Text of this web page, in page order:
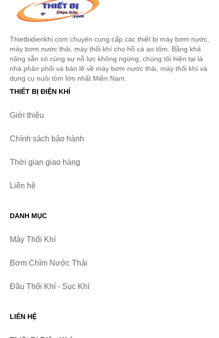
Thietbidienkhi.com chuyên cung cấp các thiết bị máy bơm nước,
máy bơm nước thải, máy thổi khí cho hồ cá ao tôm. Bằng khả
năng sẵn có cùng sự nỗ lực không ngừng, chúng tôi hiện tại là
nhà phân phối và bán lẽ về máy bơm nước thải, máy thổi khí và
dụng cụ nuôi tôm lớn nhất Miền Nam.
THIẾT BỊ ĐIỆN KHÍ
Giới thiệu
Chính sách bảo hành
Thời gian giao hàng
Liên hệ
DANH MỤC
Máy Thổi Khí
Bơm Chìm Nước Thải
Đầu Thổi Khí - Sục Khí
LIÊN HỆ